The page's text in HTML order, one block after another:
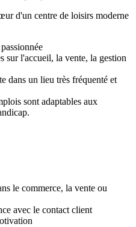
d'un centre de loisirs moderne
sur l'accueil, la vente, la gestion
dans un lieu très fréquenté et
sont adaptables aux
le commerce, la vente ou
avec le contact client